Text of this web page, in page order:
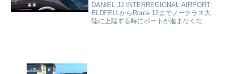
DANIEL JJ INTERREGIONAL AIRPORT
ELDFELLからRoute 12までノーチラス大
陸に上陸する時にボートが進まなくなっ